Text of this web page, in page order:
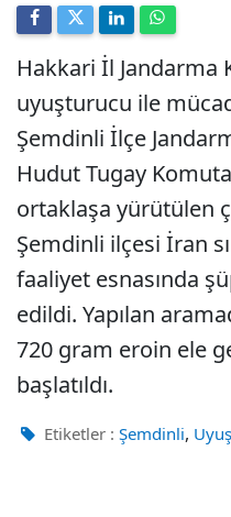
Hakkari İl Jandarma
uyuşturucu ile
Şemdinli İlçe
Hudut Tugay
ortaklaşa yürütülen
Şemdinli ilçesi İran
faaliyet esnasında
edildi. Yapılan
720 gram eroin ele
başlatıldı.
Etiketler : Şemdinli,